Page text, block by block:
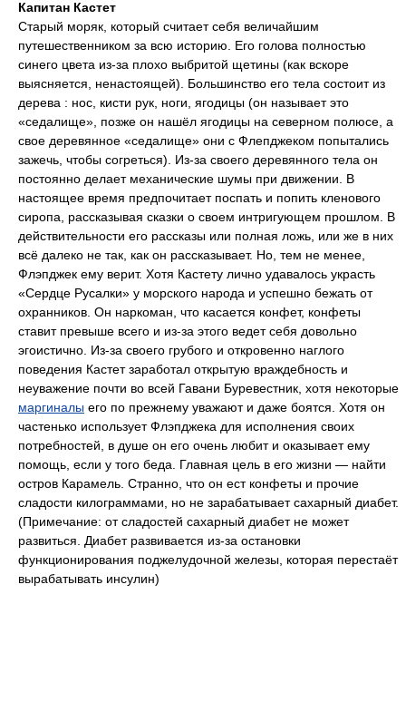
Капитан Кастет
Старый моряк, который считает себя величайшим
путешественником за всю историю. Его голова полностью
синего цвета из-за плохо выбритой щетины (как вскоре
выясняется, ненастоящей). Большинство его тела состоит из
дерева : нос, кисти рук, ноги, ягодицы (он называет это
«седалище», позже он нашёл ягодицы на северном полюсе, а
свое деревянное «седалище» они с Флепджеком попытались
зажечь, чтобы согреться). Из-за своего деревянного тела он
постоянно делает механические шумы при движении. В
настоящее время предпочитает поспать и попить кленового
сиропа, рассказывая сказки о своем интригующем прошлом. В
действительности его рассказы или полная ложь, или же в них
всё далеко не так, как он рассказывает. Но, тем не менее,
Флэпджек ему верит. Хотя Кастету лично удавалось украсть
«Сердце Русалки» у морского народа и успешно бежать от
охранников. Он наркоман, что касается конфет, конфеты
ставит превыше всего и из-за этого ведет себя довольно
эгоистично. Из-за своего грубого и откровенно наглого
поведения Кастет заработал открытую враждебность и
неуважение почти во всей Гавани Буревестник, хотя некоторые
маргиналы его по прежнему уважают и даже боятся. Хотя он
частенько использует Флэпджека для исполнения своих
потребностей, в душе он его очень любит и оказывает ему
помощь, если у того беда. Главная цель в его жизни — найти
остров Карамель. Странно, что он ест конфеты и прочие
сладости килограммами, но не зарабатывает сахарный диабет.
(Примечание: от сладостей сахарный диабет не может
развиться. Диабет развивается из-за остановки
функционирования поджелудочной железы, которая перестаёт
вырабатывать инсулин)